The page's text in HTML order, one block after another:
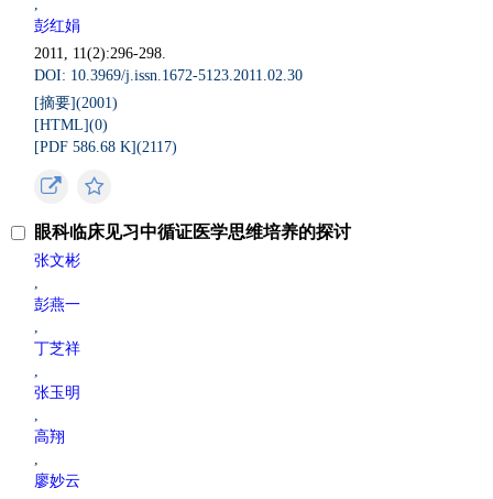
,
彭红娟
2011, 11(2):296-298.
DOI: 10.3969/j.issn.1672-5123.2011.02.30
[摘要](2001)
[HTML](0)
[PDF 586.68 K](2117)
眼科临床见习中循证医学思维培养的探讨
张文彬
,
彭燕一
,
丁芝祥
,
张玉明
,
高翔
,
廖妙云